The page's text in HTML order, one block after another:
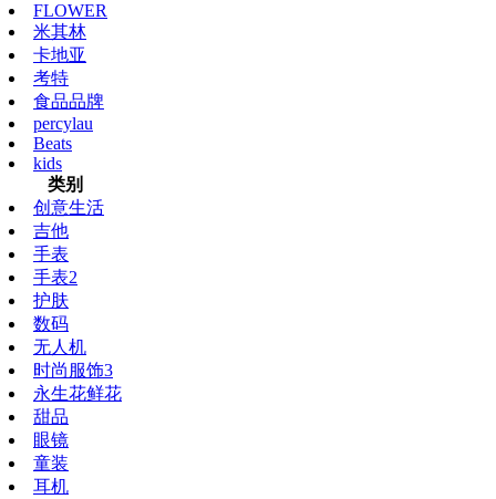
FLOWER
米其林
卡地亚
考特
食品品牌
percylau
Beats
kids
类别
创意生活
吉他
手表
手表2
护肤
数码
无人机
时尚服饰3
永生花鲜花
甜品
眼镜
童装
耳机